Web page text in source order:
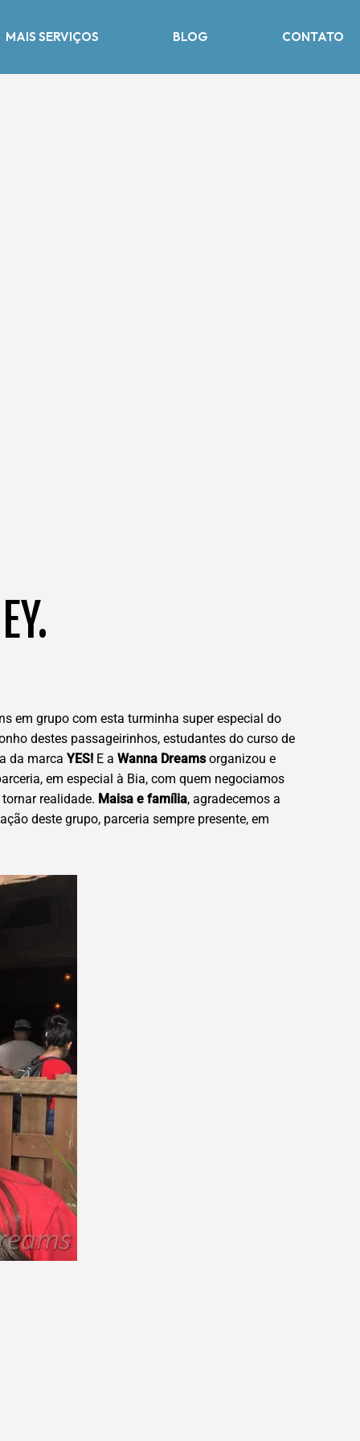
MAIS SERVIÇOS BLOG CONTATO
em grupo com esta turminha super especial do
destes passageirinhos, estudantes do curso de
da marca YES! E a Wanna Dreamsorganizou e
em especial à Bia, com quem negociamos
realidade. Maisa e família, agradecemos a
deste grupo, parceria sempre presente, em